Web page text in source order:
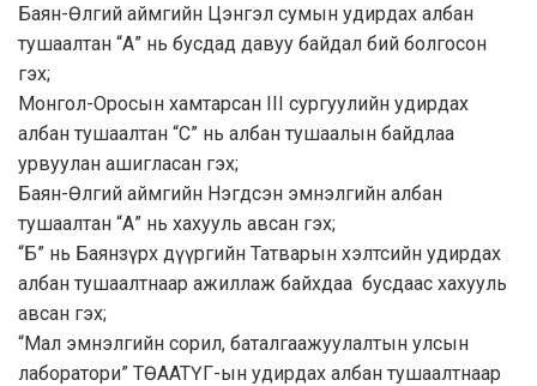
Баян-Өлгий аймгийн Цэнгэл сумын удирдах албан
тушаалтан “А” нь бусдад давуу байдал бий болгосон
гэх;
Монгол-Оросын хамтарсан III сургуулийн удирдах
албан тушаалтан “С” нь албан тушаалын байдлаа
урвуулан ашигласан гэх;
Баян-Өлгий аймгийн Нэгдсэн эмнэлгийн албан
тушаалтан “А” нь хахууль авсан гэх;
“Б” нь Баянзүрх дүүргийн Татварын хэлтсийн удирдах
албан тушаалтнаар ажиллаж байхдаа бусдаас хахууль
авсан гэх;
“Мал эмнэлгийн сорил, баталгаажуулалтын улсын
лаборатори” ТӨААТҮГ-ын удирдах албан тушаалтнаар